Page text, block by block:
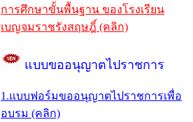
การศึกษาขั้นพื้นฐาน ของโรงเรียน
เบญจมราชรังสฤษฎิ์ (คลิก)
แบบขออนุญาตไปราชการ
1.แบบฟอร์มขออนุญาตไปราชการเพื่อ
อบรม (คลิก)